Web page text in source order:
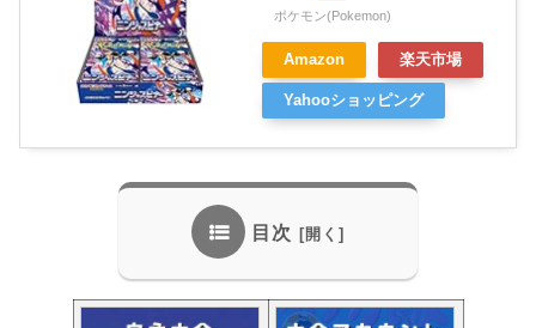
ポケモン(Pokemon)
Amazon 楽天市場
Yahooショッピング
目次